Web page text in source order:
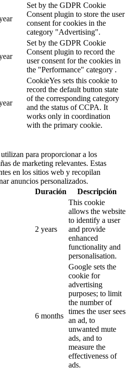
Set by the GDPR Cookie
Consent plugin to store the user
consent for cookies in the
category "Advertising".
Set by the GDPR Cookie
Consent plugin to record the
user consent for the cookies in
the "Performance" category .
CookieYes sets this cookie to
record the default button state
of the corresponding category
and the status of CCPA. It
works only in coordination
with the primary cookie.
para proporcionar a los
de marketing relevantes. Estas
en los sitios web y recopilan
anuncios personalizados.
Duración Descripción
2 years
This cookie
allows the website
to identify a user
and provide
enhanced
functionality and
personalisation.
6 months
Google sets the
cookie for
advertising
purposes; to limit
the number of
times the user sees
an ad, to
unwanted mute
ads, and to
measure the
effectiveness of
ads.